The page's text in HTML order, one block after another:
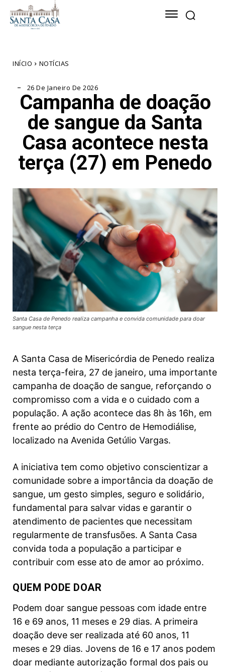
INÍCIO NOTÍCIAS
26 De Janeiro De 2026
Campanha de doação
de sangue da Santa
Casa acontece nesta
terça (27) em Penedo
Santa Casa de Penedo realiza campanha e convida comunidade para doar
sangue nesta terça
A Santa Casa de Misericórdia de Penedo realiza
nesta terça-feira, 27 de janeiro, uma importante
campanha de doação de sangue, reforçando o
compromisso com a vida e o cuidado com a
população. A ação acontece das 8h às 16h, em
frente ao prédio do Centro de Hemodiálise,
localizado na Avenida Getúlio Vargas.
A iniciativa tem como objetivo conscientizar a
comunidade sobre a importância da doação de
sangue, um gesto simples, seguro e solidário,
fundamental para salvar vidas e garantir o
atendimento de pacientes que necessitam
regularmente de transfusões. A Santa Casa
convida toda a população a participar e
contribuir com esse ato de amor ao próximo.
QUEM PODE DOAR
Podem doar sangue pessoas com idade entre
16 e 69 anos, 11 meses e 29 dias. A primeira
doação deve ser realizada até 60 anos, 11
meses e 29 dias. Jovens de 16 e 17 anos podem
doar mediante autorização formal dos pais ou